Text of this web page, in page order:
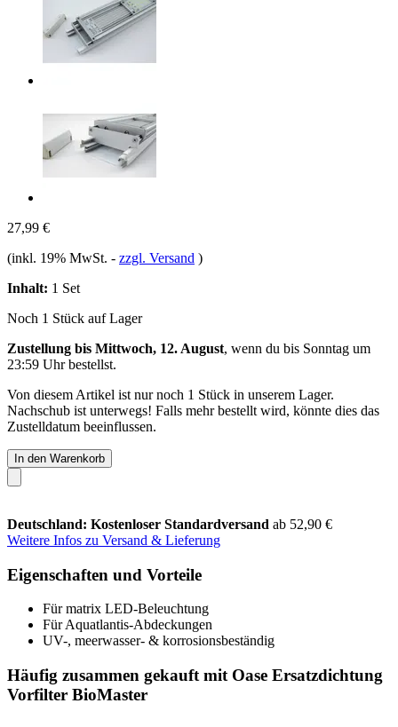
27,99 €
(inkl. 19% MwSt. - zzgl. Versand )
Inhalt: 1 Set
Noch 1 Stück auf Lager
Zustellung bis Mittwoch, 12. August, wenn du bis Sonntag um
23:59 Uhrbestellst.
Von diesem Artikel ist nur noch 1 Stück in unserem Lager.
Nachschub ist unterwegs! Falls mehr bestellt wird, könnte dies das
Zustelldatum beeinflussen.
In den Warenkorb
Deutschland: Kostenloser Standardversand ab 52,90 €
Weitere Infos zu Versand & Lieferung
Eigenschaften und Vorteile
Für matrix LED-Beleuchtung
Für Aquatlantis-Abdeckungen
UV-, meerwasser- & korrosionsbeständig
Häufig zusammen gekauft mit Oase Ersatzdichtung
Vorfilter BioMaster